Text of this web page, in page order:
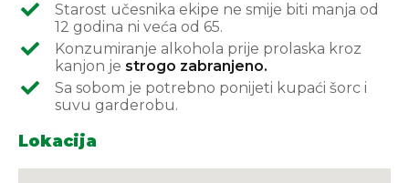
Starost učesnika ekipe ne smije biti manja od
12 godina ni veća od 65.
Konzumiranje alkohola prije prolaska kroz
kanjon je strogo zabranjeno.
Sa sobom je potrebno ponijeti kupaći šorc i
suvu garderobu.
Lokacija